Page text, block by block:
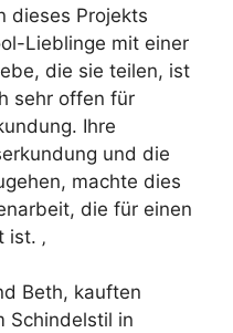
dieses Projekts
Lieblinge mit einer
die sie teilen, ist
sehr offen für
Ihre
und die
machte dies
die für einen
‚
Beth, kauften
Schindelstil in